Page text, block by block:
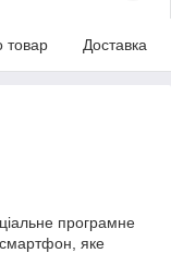
товар Доставка
програмне
яке